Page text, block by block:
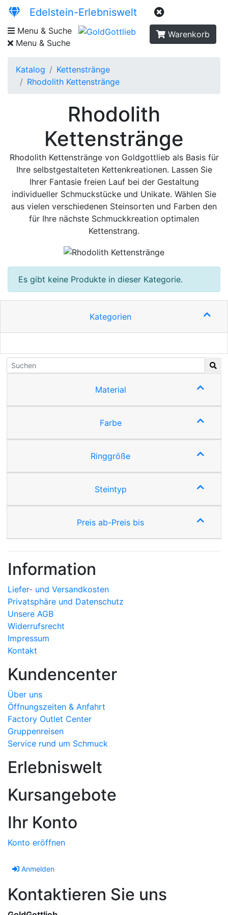
Edelstein-Erlebniswelt
Menu & Suche
Menu & Suche
Warenkorb
Katalog
Kettenstränge
Rhodolith Kettenstränge
Rhodolith
Kettenstränge
Rhodolith Kettenstränge von Goldgottlieb als Basis für
Ihre selbstgestalteten Kettenkreationen. Lassen Sie
Ihrer Fantasie freien Lauf bei der Gestaltung
individueller Schmuckstücke und Unikate. Wählen Sie
aus vielen verschiedenen Steinsorten und Farben den
für Ihre nächste Schmuckkreation optimalen
Kettenstrang.
Es gibt keine Produkte in dieser Kategorie.
Kategorien
Material
Farbe
Ringgröße
Steintyp
Preis ab-Preis bis
Information
Liefer- und Versandkosten
Privatsphäre und Datenschutz
Unsere AGB
Widerrufsrecht
Impressum
Kontakt
Kundencenter
Über uns
Öffnungszeiten & Anfahrt
Factory Outlet Center
Gruppenreisen
Service rund um Schmuck
Erlebniswelt
Kursangebote
Ihr Konto
Konto eröffnen
Anmelden
Kontaktieren Sie uns